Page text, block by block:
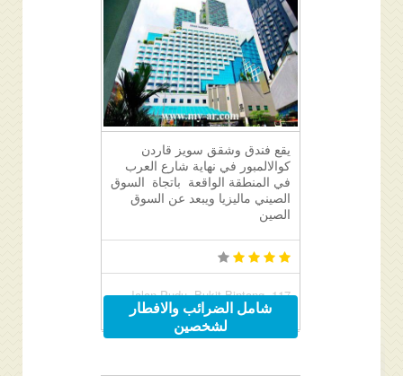
يقع فندق وشقق سويز قاردن
كوالالمبور في نهاية شارع العرب
في المنطقة الواقعة باتجاة السوق
الصيني ماليزيا ويبعد عن السوق
الصين
117 Jalan Pudu, Bukit Bintang,
Kuala Lumpur, Malaysia
شامل الضرائب والافطار
لشخصين